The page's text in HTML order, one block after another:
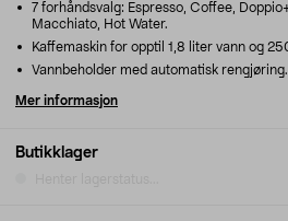
Butikklager
7 forhåndsvalg: Espresso, Coffee,
Macchiato, Hot Water.
Kaffemaskin for opptil 1,8 liter vann og
Vannbeholder med automatisk rengjøring.
Mer informasjon